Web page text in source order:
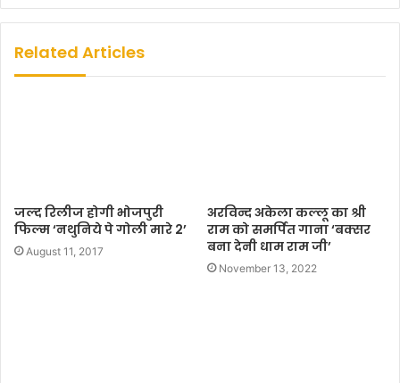
b
Related Articles
जल्‍द रिलीज होगी भोजपुरी
फिल्‍म ‘नथुनिये पे गोली मारे 2’
August 11, 2017
अरविन्द अकेला कल्लू का श्री
राम को समर्पित गाना ‘बक्सर
बना देनी धाम राम जी’
November 13, 2022